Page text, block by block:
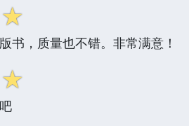
☆
书，质量也不错。非常满意！
☆